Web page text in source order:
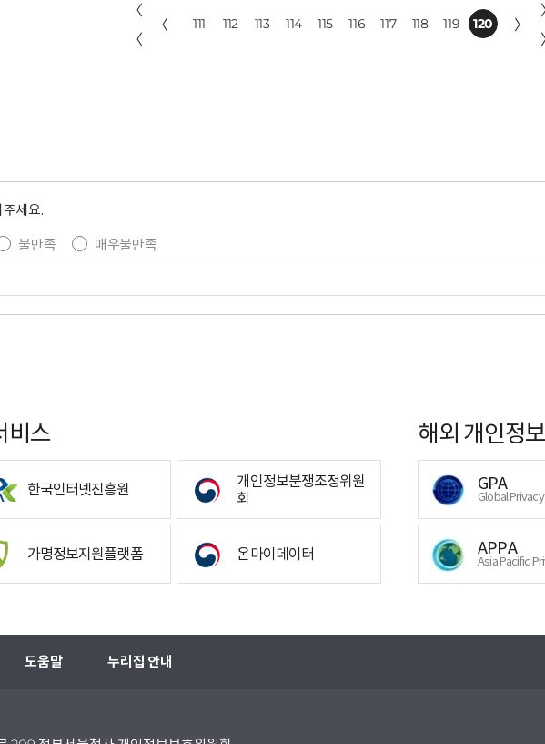
〈
〈
〈 111 112 113 114 115 116 117 118 119 120 〉
세요.
불만족
매우불만족
비스
한국인터넷진흥원
개인정보분쟁조정위원
회
가명정보지원플랫폼 온마이데이터
해외 개인정
GPA
Global
APPA
Asia Pacific
도움말 누리집 안내